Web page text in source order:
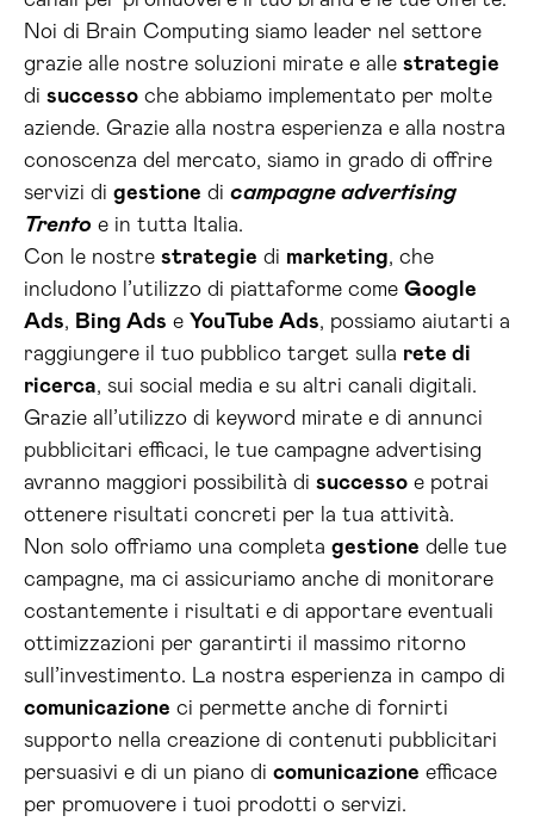
Noi di Brain Computing siamo leader nel settore
grazie alle nostre soluzioni mirate e alle strategie
di successo che abbiamo implementato per molte
aziende. Grazie alla nostra esperienza e alla nostra
conoscenza del mercato, siamo in grado di offrire
servizi di gestione di campagne advertising
Trento e in tutta Italia.
Con le nostre strategie di marketing, che
includono l’utilizzo di piattaforme come Google
Ads, Bing Ads e YouTube Ads, possiamo aiutarti a
raggiungere il tuo pubblico target sulla rete di
ricerca, sui social media e su altri canali digitali.
Grazie all’utilizzo di keyword mirate e di annunci
pubblicitari efficaci, le tue campagne advertising
avranno maggiori possibilità di successo e potrai
ottenere risultati concreti per la tua attività.
Non solo offriamo una completa gestione delle tue
campagne, ma ci assicuriamo anche di monitorare
costantemente i risultati e di apportare eventuali
ottimizzazioni per garantirti il massimo ritorno
sull’investimento. La nostra esperienza in campo di
comunicazione ci permette anche di fornirti
supporto nella creazione di contenuti pubblicitari
persuasivi e di un piano di comunicazione efficace
per promuovere i tuoi prodotti o servizi.